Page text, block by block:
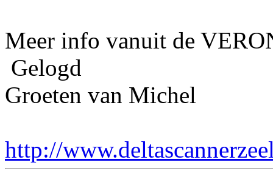
Meer info vanuit de
Gelogd
Groeten van Michel
http://